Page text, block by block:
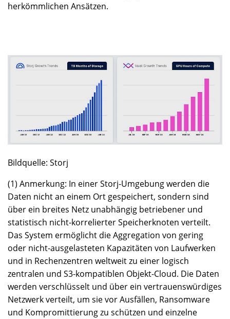
herkömmlichen Ansätzen.
Bildquelle: Storj
(1) Anmerkung: In einer Storj-Umgebung werden die
Daten nicht an einem Ort gespeichert, sondern sind
über ein breites Netz unabhängig betriebener und
statistisch nicht-korrelierter Speicherknoten verteilt.
Das System ermöglicht die Aggregation von gering
oder nicht-ausgelasteten Kapazitäten von Laufwerken
und in Rechenzentren weltweit zu einer logisch
zentralen und S3-kompatiblen Objekt-Cloud. Die Daten
werden verschlüsselt und über ein vertrauenswürdiges
Netzwerk verteilt, um sie vor Ausfällen, Ransomware
und Kompromittierung zu schützen und einzelne